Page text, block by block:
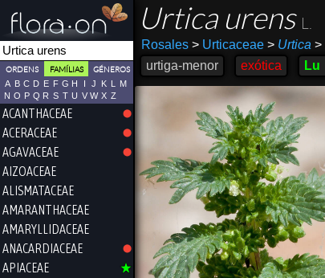
ORDENS FAMÍLIAS GÉNEROS
A B C D E F G H I J K L
M
N O P Q R S T U V W X Z
ACANTHACEAE
ACERACEAE
AGAVACEAE
AIZOACEAE
ALISMATACEAE
AMARANTHACEAE
AMARYLLIDACEAE
ANACARDIACEAE
APIACEAE
Urtica urens
Rosales >Urticaceae > Urtica >
urtiga-menor
exótica Lu